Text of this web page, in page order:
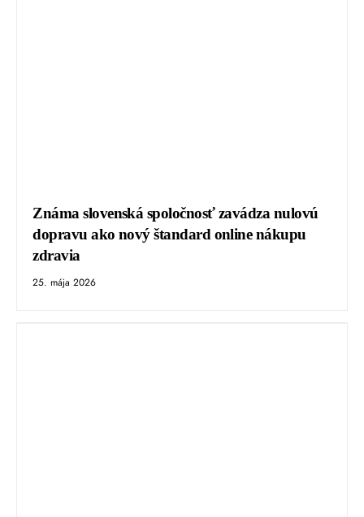
Známa slovenská spoločnosť zavádza nulovú
dopravu ako nový štandard online nákupu
zdravia
25. mája 2026